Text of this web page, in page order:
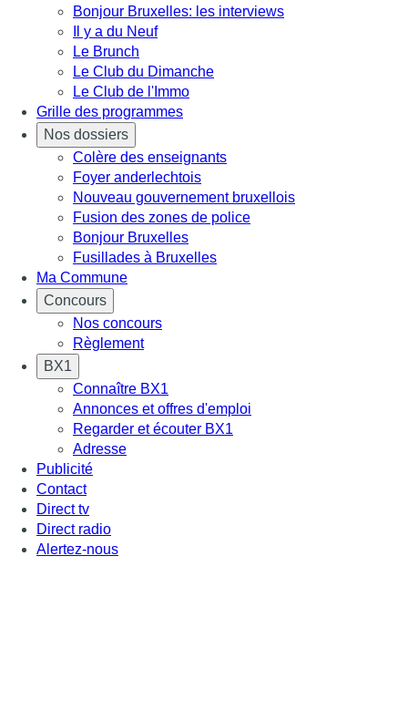
Bonjour Bruxelles: les interviews
Il y a du Neuf
Le Brunch
Le Club du Dimanche
Le Club de l'Immo
Grille des programmes
Nos dossiers
Colère des enseignants
Foyer anderlechtois
Nouveau gouvernement bruxellois
Fusion des zones de police
Bonjour Bruxelles
Fusillades à Bruxelles
Ma Commune
Concours
Nos concours
Règlement
BX1
Connaître BX1
Annonces et offres d'emploi
Regarder et écouter BX1
Adresse
Publicité
Contact
Direct tv
Direct radio
Alertez-nous